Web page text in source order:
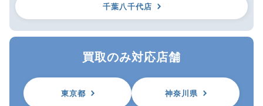
千葉八千代店
買取のみ対応店舗
東京都 神奈川県